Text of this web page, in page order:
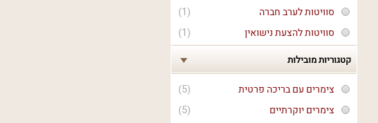
(1)
סוויטות לערב חברה
(1)
סוויטות להצעת נישואין
קטגוריות מובילות
(5)
צימרים עם בריכה פרטית
(5)
צימרים יוקרתיים